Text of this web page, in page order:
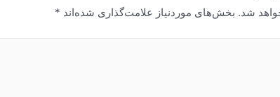
شد. بخش‌های موردنیاز علامت‌گذاری شده‌اند *